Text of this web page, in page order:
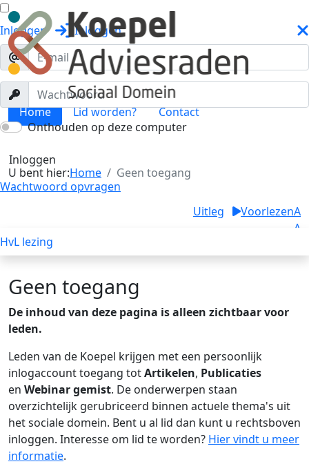
Inloggen Inloggen
Onthouden op deze computer
Inloggen
Wachtwoord opvragen
HvL lezing
Home Lid worden? Contact
U bent hier:Home Geen toegang
Uitleg VoorlezenA
A
Geen toegang
De inhoud van deze pagina is alleen zichtbaar voor
leden.
Leden van de Koepel krijgen met een persoonlijk
inlogaccount toegang totArtikelen, Publicaties
en Webinar gemist. De onderwerpen staan
overzichtelijk gerubriceerd binnen actuele thema's uit
het sociale domein. Bent u al lid dan kunt u rechtsboven
inloggen. Interesse om lid te worden? Hier vindt u meer
informatie.